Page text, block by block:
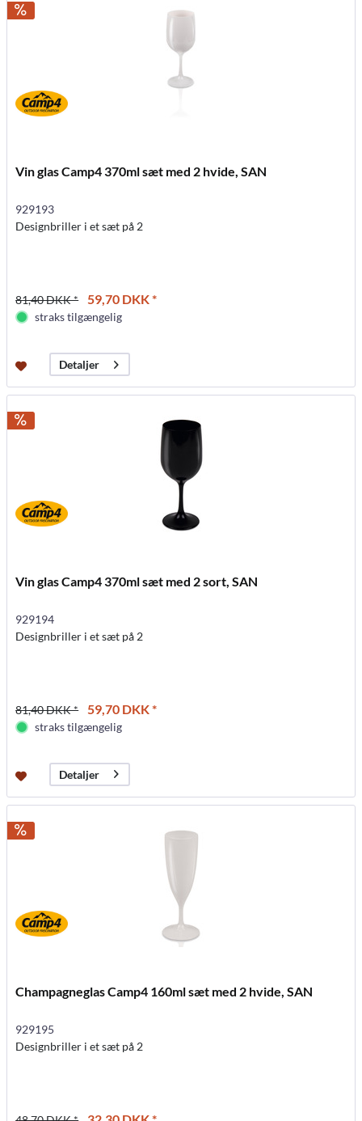
Vin glas Camp4 370ml sæt med 2 hvide, SAN
929193
Designbriller i et sæt på 2
81,40 DKK * 59,70 DKK *
straks tilgængelig
Detaljer
Vin glas Camp4 370ml sæt med 2 sort, SAN
929194
Designbriller i et sæt på 2
81,40 DKK * 59,70 DKK *
straks tilgængelig
Detaljer
Champagneglas Camp4 160ml sæt med 2 hvide, SAN
929195
Designbriller i et sæt på 2